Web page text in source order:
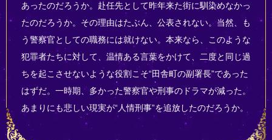
あったのだろうか。赴任先として昨年来た街に馴染めなかっ
たのだろうか。その理由はたぶん、公表されない。当然、も
う警察官としての職務には就けない。本来なら、このような
犯罪者たちに対して、温情ある言葉をかけて、二度と同じ過
ちを起こさせないような役割こそ“田舎町の副署長”であった
はずだ。一時期、多かった警察官や刑事のドラマが減った。
あまりにも悲しい現実が“人情刑事”を追放したのだろうか。